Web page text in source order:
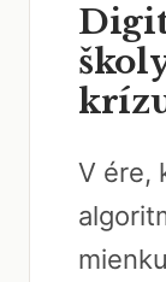
V ére,